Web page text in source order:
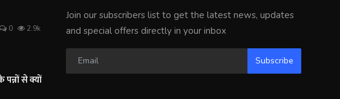
0 2.9k
से क्यों
Join our subscribers list to get the latest news, updates
and special offers directly in your inbox
Subscribe